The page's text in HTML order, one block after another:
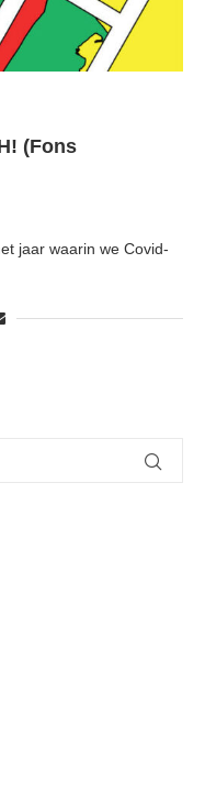
(Fons
jaar waarin we Covid-